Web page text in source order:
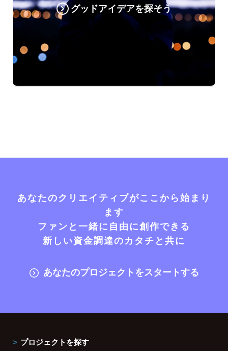
グッドアイデアを探そう
あなたのクリエイティブがここから始まり
ます
ファンと一緒に自由に創作できる
新しい資金調達のカタチと共に
あなたのプロジェクトをスタートする
プロジェクトを探す